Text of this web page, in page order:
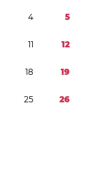
4 5
11 12
18 19
25 26